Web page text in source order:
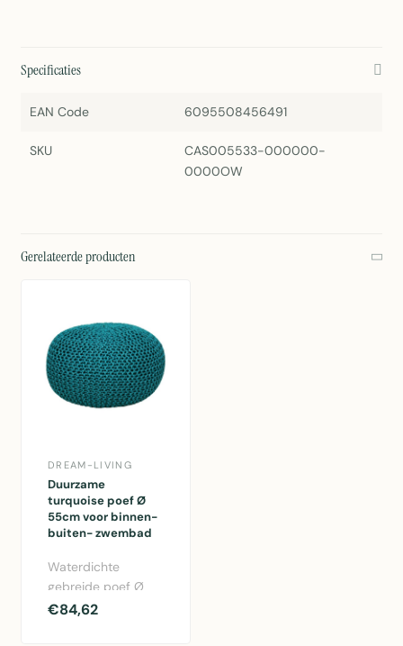
Specificaties
EAN Code 6095508456491
SKU
CAS005533-000000-
0000OW
Gerelateerde producten
DREAM-LIVING
Duurzame
turquoise poef Ø
55cm voor binnen-
buiten- zwembad
Waterdichte
gebreide poef Ø
55cm van
€84,62